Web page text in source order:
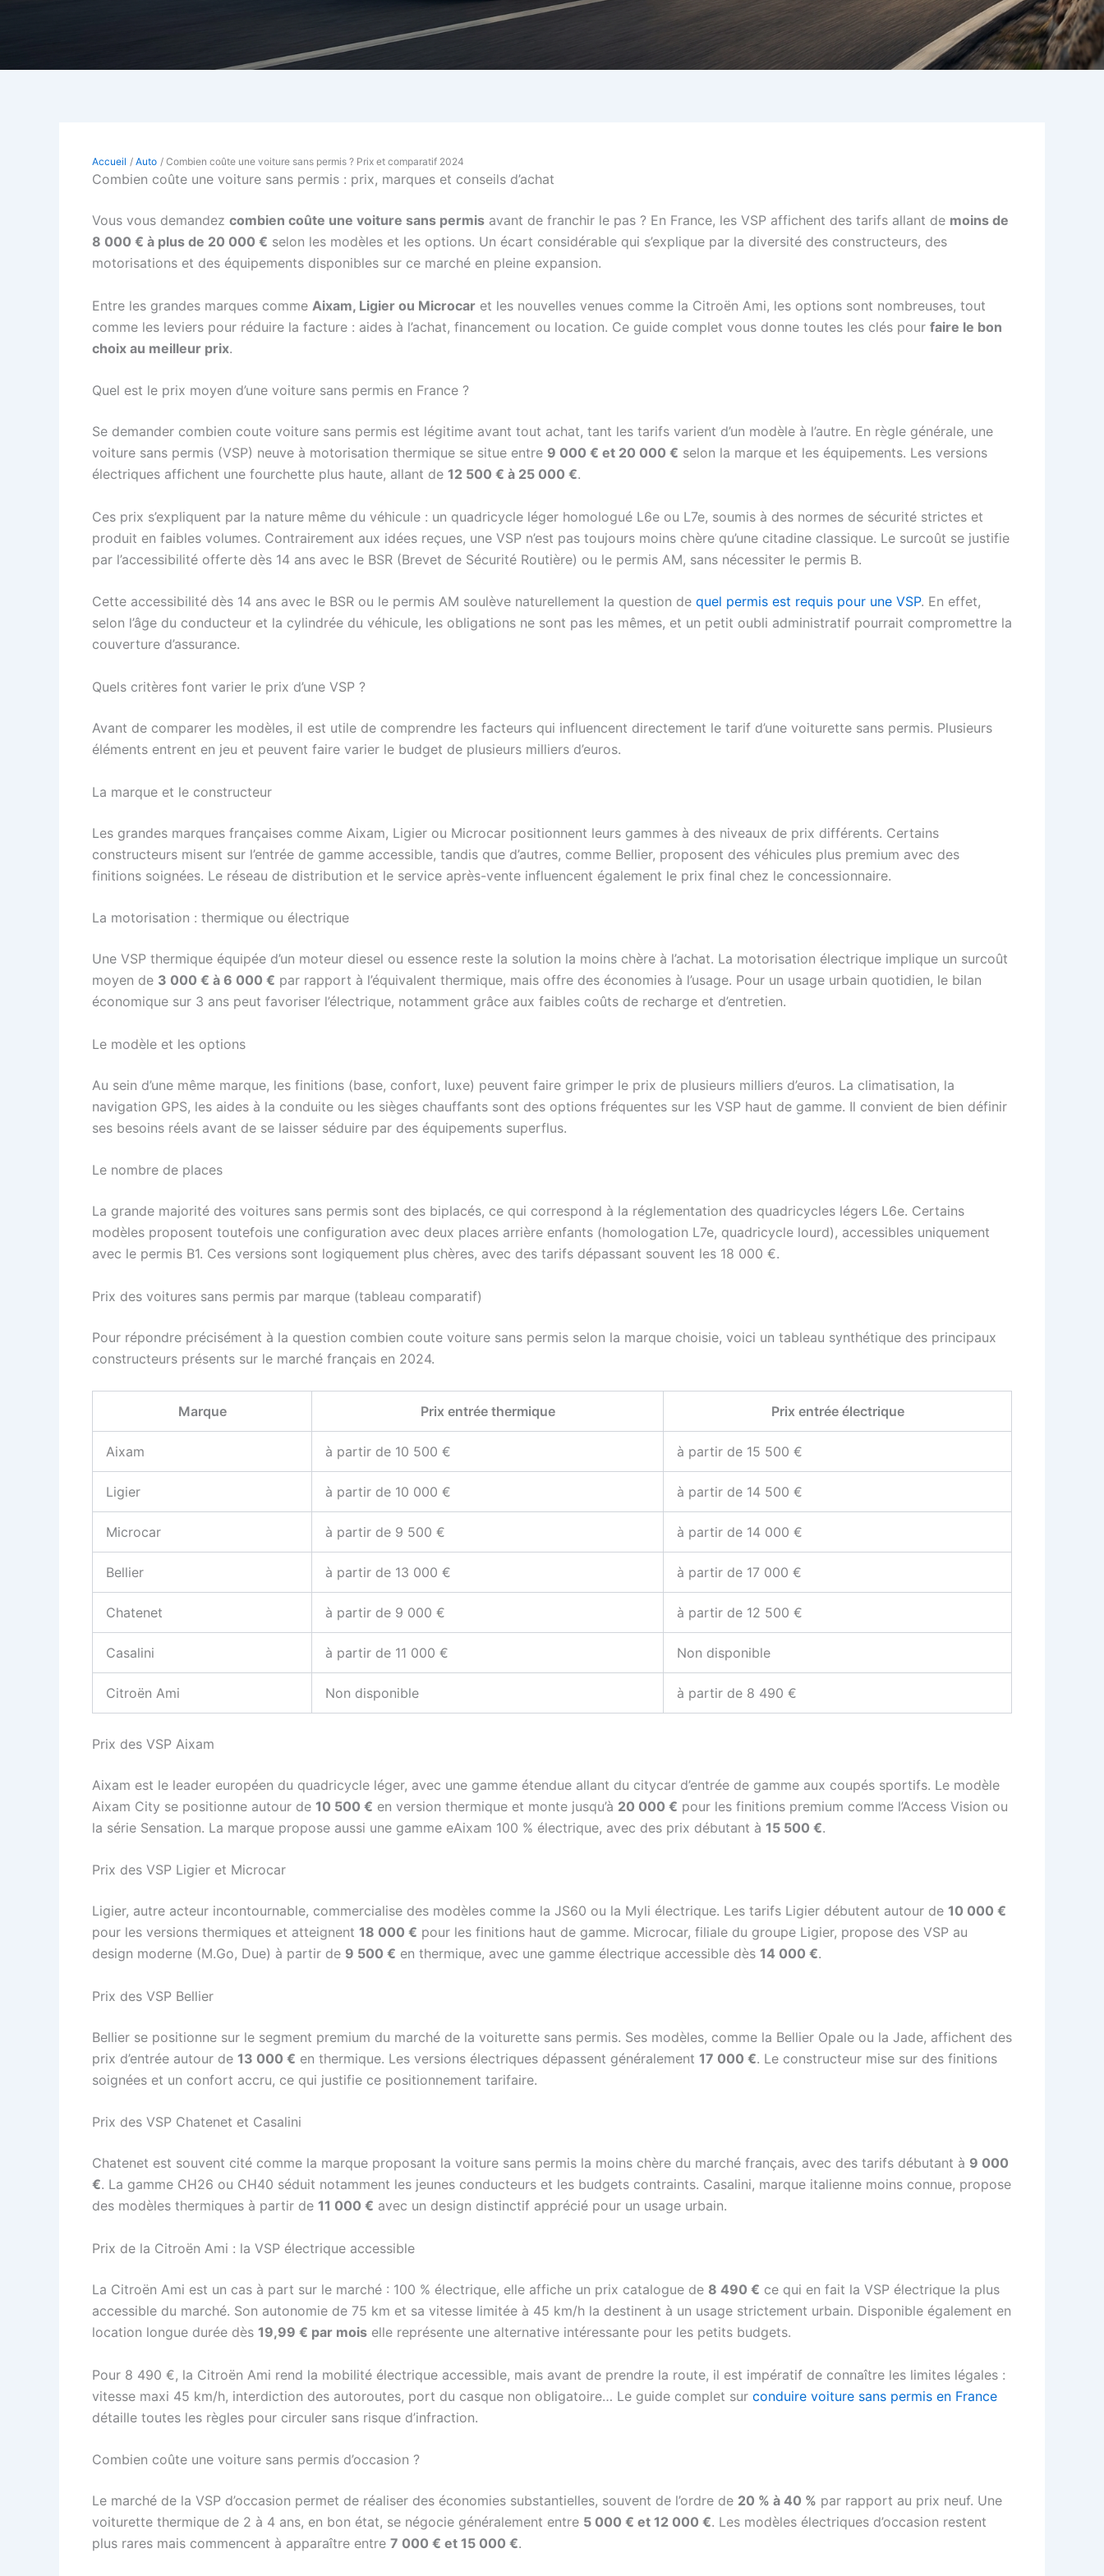
Accueil Auto Combien coûte une voiture sans permis ? Prix et comparatif 2024
Combien coûte une voiture sans permis : prix, marques et conseils d’achat
Vous vous demandez combien coûte une voiture sans permis avant de franchir le pas ? En France, les VSP affichent des tarifs allant de moins de
8 000 € à plus de 20 000 € selon les modèles et les options. Un écart considérable qui s’explique par la diversité des constructeurs, des
motorisations et des équipements disponibles sur ce marché en pleine expansion.
Entre les grandes marques comme Aixam, Ligier ou Microcar et les nouvelles venues comme la Citroën Ami, les options sont nombreuses, tout
comme les leviers pour réduire la facture : aides à l’achat, financement ou location. Ce guide complet vous donne toutes les clés pour faire le bon
choix au meilleur prix.
Quel est le prix moyen d’une voiture sans permis en France ?
Se demander combien coute voiture sans permis est légitime avant tout achat, tant les tarifs varient d’un modèle à l’autre. En règle générale, une
voiture sans permis (VSP) neuve à motorisation thermique se situe entre 9 000 € et 20 000 € selon la marque et les équipements. Les versions
électriques affichent une fourchette plus haute, allant de 12 500 € à 25 000 €.
Ces prix s’expliquent par la nature même du véhicule : un quadricycle léger homologué L6e ou L7e, soumis à des normes de sécurité strictes et
produit en faibles volumes. Contrairement aux idées reçues, une VSP n’est pas toujours moins chère qu’une citadine classique. Le surcoût se justifie
par l’accessibilité offerte dès 14 ans avec le BSR (Brevet de Sécurité Routière) ou le permis AM, sans nécessiter le permis B.
Cette accessibilité dès 14 ans avec le BSR ou le permis AM soulève naturellement la question de quel permis est requis pour une VSP. En effet,
selon l’âge du conducteur et la cylindrée du véhicule, les obligations ne sont pas les mêmes, et un petit oubli administratif pourrait compromettre la
couverture d’assurance.
Quels critères font varier le prix d’une VSP ?
Avant de comparer les modèles, il est utile de comprendre les facteurs qui influencent directement le tarif d’une voiturette sans permis. Plusieurs
éléments entrent en jeu et peuvent faire varier le budget de plusieurs milliers d’euros.
La marque et le constructeur
Les grandes marques françaises comme Aixam, Ligier ou Microcar positionnent leurs gammes à des niveaux de prix différents. Certains
constructeurs misent sur l’entrée de gamme accessible, tandis que d’autres, comme Bellier, proposent des véhicules plus premium avec des
finitions soignées. Le réseau de distribution et le service après-vente influencent également le prix final chez le concessionnaire.
La motorisation : thermique ou électrique
Une VSP thermique équipée d’un moteur diesel ou essence reste la solution la moins chère à l’achat. La motorisation électrique implique un surcoût
moyen de 3 000 € à 6 000 € par rapport à l’équivalent thermique, mais offre des économies à l’usage. Pour un usage urbain quotidien, le bilan
économique sur 3 ans peut favoriser l’électrique, notamment grâce aux faibles coûts de recharge et d’entretien.
Le modèle et les options
Au sein d’une même marque, les finitions (base, confort, luxe) peuvent faire grimper le prix de plusieurs milliers d’euros. La climatisation, la
navigation GPS, les aides à la conduite ou les sièges chauffants sont des options fréquentes sur les VSP haut de gamme. Il convient de bien définir
ses besoins réels avant de se laisser séduire par des équipements superflus.
Le nombre de places
La grande majorité des voitures sans permis sont des biplacés, ce qui correspond à la réglementation des quadricycles légers L6e. Certains
modèles proposent toutefois une configuration avec deux places arrière enfants (homologation L7e, quadricycle lourd), accessibles uniquement
avec le permis B1. Ces versions sont logiquement plus chères, avec des tarifs dépassant souvent les 18 000 €.
Prix des voitures sans permis par marque (tableau comparatif)
Pour répondre précisément à la question combien coute voiture sans permis selon la marque choisie, voici un tableau synthétique des principaux
constructeurs présents sur le marché français en 2024.
Marque Prix entrée thermique Prix entrée électrique
Aixam à partir de 10 500 € à partir de 15 500 €
Ligier à partir de 10 000 € à partir de 14 500 €
Microcar à partir de 9 500 € à partir de 14 000 €
Bellier à partir de 13 000 € à partir de 17 000 €
Chatenet à partir de 9 000 € à partir de 12 500 €
Casalini à partir de 11 000 € Non disponible
Citroën Ami Non disponible à partir de 8 490 €
Prix des VSP Aixam
Aixam est le leader européen du quadricycle léger, avec une gamme étendue allant du citycar d’entrée de gamme aux coupés sportifs. Le modèle
Aixam City se positionne autour de 10 500 € en version thermique et monte jusqu’à 20 000 € pour les finitions premium comme l’Access Vision ou
la série Sensation. La marque propose aussi une gamme eAixam 100 % électrique, avec des prix débutant à 15 500 €.
Prix des VSP Ligier et Microcar
Ligier, autre acteur incontournable, commercialise des modèles comme la JS60 ou la Myli électrique. Les tarifs Ligier débutent autour de 10 000 €
pour les versions thermiques et atteignent 18 000 € pour les finitions haut de gamme. Microcar, filiale du groupe Ligier, propose des VSP au
design moderne (M.Go, Due) à partir de 9 500 € en thermique, avec une gamme électrique accessible dès 14 000 €.
Prix des VSP Bellier
Bellier se positionne sur le segment premium du marché de la voiturette sans permis. Ses modèles, comme la Bellier Opale ou la Jade, affichent des
prix d’entrée autour de 13 000 € en thermique. Les versions électriques dépassent généralement 17 000 €. Le constructeur mise sur des finitions
soignées et un confort accru, ce qui justifie ce positionnement tarifaire.
Prix des VSP Chatenet et Casalini
Chatenet est souvent cité comme la marque proposant la voiture sans permis la moins chère du marché français, avec des tarifs débutant à 9 000
€. La gamme CH26 ou CH40 séduit notamment les jeunes conducteurs et les budgets contraints. Casalini, marque italienne moins connue, propose
des modèles thermiques à partir de 11 000 € avec un design distinctif apprécié pour un usage urbain.
Prix de la Citroën Ami : la VSP électrique accessible
La Citroën Ami est un cas à part sur le marché : 100 % électrique, elle affiche un prix catalogue de 8 490 € ce qui en fait la VSP électrique la plus
accessible du marché. Son autonomie de 75 km et sa vitesse limitée à 45 km/h la destinent à un usage strictement urbain. Disponible également en
location longue durée dès 19,99 € par mois elle représente une alternative intéressante pour les petits budgets.
Pour 8 490 €, la Citroën Ami rend la mobilité électrique accessible, mais avant de prendre la route, il est impératif de connaître les limites légales :
vitesse maxi 45 km/h, interdiction des autoroutes, port du casque non obligatoire… Le guide complet sur conduire voiture sans permis en France
détaille toutes les règles pour circuler sans risque d’infraction.
Combien coûte une voiture sans permis d’occasion ?
Le marché de la VSP d’occasion permet de réaliser des économies substantielles, souvent de l’ordre de 20 % à 40 % par rapport au prix neuf. Une
voiturette thermique de 2 à 4 ans, en bon état, se négocie généralement entre 5 000 € et 12 000 €. Les modèles électriques d’occasion restent
plus rares mais commencent à apparaître entre 7 000 € et 15 000 €.